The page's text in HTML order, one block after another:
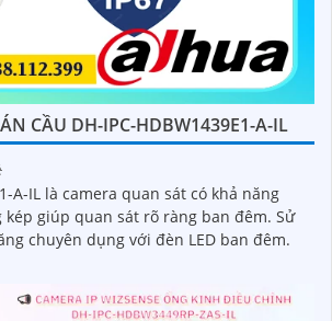
CẦU DH-IPC-HDBW1439E1-A-IL
A-IL là camera quan sát có khả năng
giúp quan sát rõ ràng ban đêm. Sử
chuyên dụng với đèn LED ban đêm.